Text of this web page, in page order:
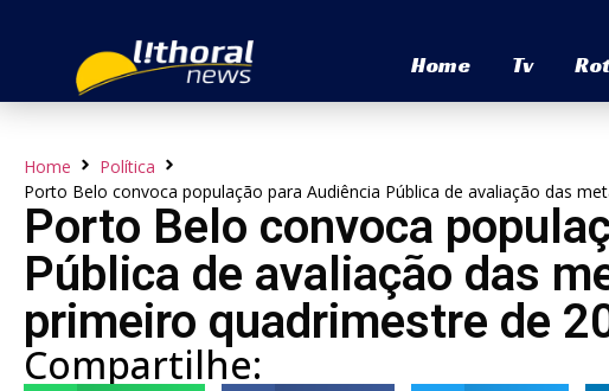
Home Tv
Home
Política
Porto Belo convoca população para Audiência Pública de avaliação das
Porto Belo convoca
Pública de avaliação das
primeiro quadrimestre de
Compartilhe: